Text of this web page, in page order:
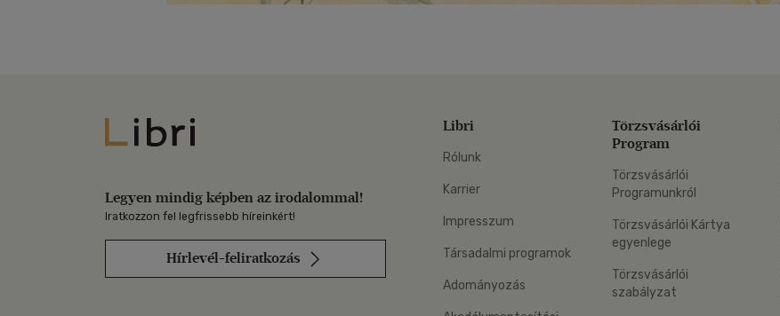
Libri
Legyen mindig képben az irodalommal!
Iratkozzon fel legfrissebb híreinkért!
Hírlevél-feliratkozás
Libri
Rólunk
Karrier
Impresszum
Társadalmi programok
Adományozás
Törzsvásárlói
Program
Törzsvásárlói
Programunkról
Törzsvásárlói Kártya
egyenlege
Törzsvásárlói
szabályzat